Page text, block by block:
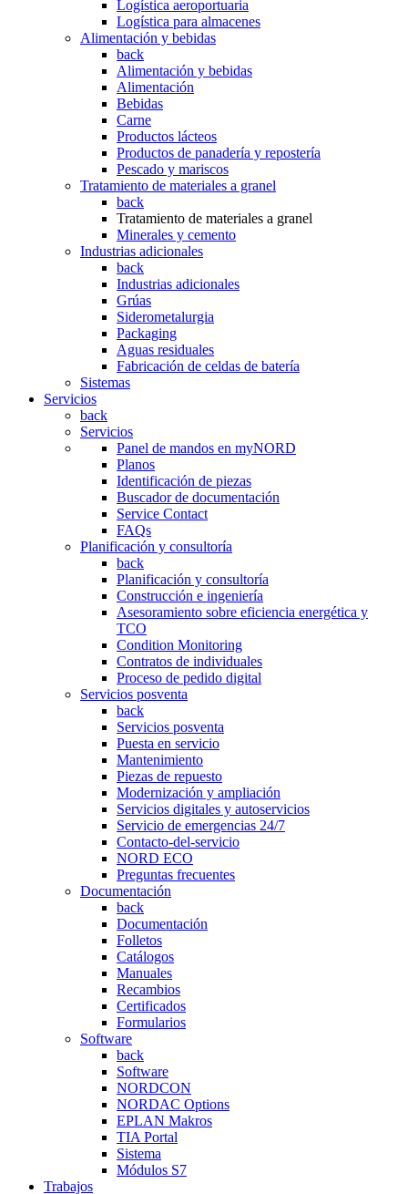
Logística aeroportuaria
Logística para almacenes
Alimentación y bebidas
back
Alimentación y bebidas
Alimentación
Bebidas
Carne
Productos lácteos
Productos de panadería y repostería
Pescado y mariscos
Tratamiento de materiales a granel
back
Tratamiento de materiales a granel
Minerales y cemento
Industrias adicionales
back
Industrias adicionales
Grúas
Siderometalurgia
Packaging
Aguas residuales
Fabricación de celdas de batería
Sistemas
Servicios
back
Servicios
Panel de mandos en myNORD
Planos
Identificación de piezas
Buscador de documentación
Service Contact
FAQs
Planificación y consultoría
back
Planificación y consultoría
Construcción e ingeniería
Asesoramiento sobre eficiencia energética y
TCO
Condition Monitoring
Contratos de individuales
Proceso de pedido digital
Servicios posventa
back
Servicios posventa
Puesta en servicio
Mantenimiento
Piezas de repuesto
Modernización y ampliación
Servicios digitales y autoservicios
Servicio de emergencias 24/7
Contacto-del-servicio
NORD ECO
Preguntas frecuentes
Documentación
back
Documentación
Folletos
Catálogos
Manuales
Recambios
Certificados
Formularios
Software
back
Software
NORDCON
NORDAC Options
EPLAN Makros
TIA Portal
Sistema
Módulos S7
Trabajos